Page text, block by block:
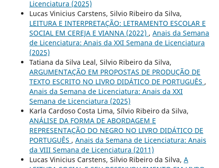
Licenciatura (2025)
Lucas Vinicius Carstens, Silvio Ribeiro da Silva,
LEITURA E INTERPRETAÇÃO: LETRAMENTO ESCOLAR E
SOCIAL EM CEREJA E VIANNA (2022) , Anais da Semana
de Licenciatura: Anais da XXI Semana de Licenciatura
(2025)
Tatiana da Silva Leal, Silvio Ribeiro da Silva,
ARGUMENTAÇÃO EM PROPOSTAS DE PRODUÇÃO DE
TEXTO ESCRITO NO LIVRO DIDÁTICO DE PORTUGUÊS ,
Anais da Semana de Licenciatura: Anais da XXI
Semana de Licenciatura (2025)
Karla Cardoso Costa Lima, Sílvio Ribeiro da Silva,
ANÁLISE DA FORMA DE ABORDAGEM E
REPRESENTAÇÃO DO NEGRO NO LIVRO DIDÁTICO DE
PORTUGUÊS , Anais da Semana de Licenciatura: Anais
da VIII Semana de Licenciatura (2011)
Lucas Vinicius Carstens, Silvio Ribeiro da Silva, A